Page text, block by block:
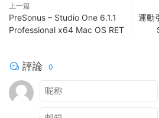
上一篇
PreSonus – Studio One 6.1.1
Professional x64 Mac OS RET
運動
評論 0